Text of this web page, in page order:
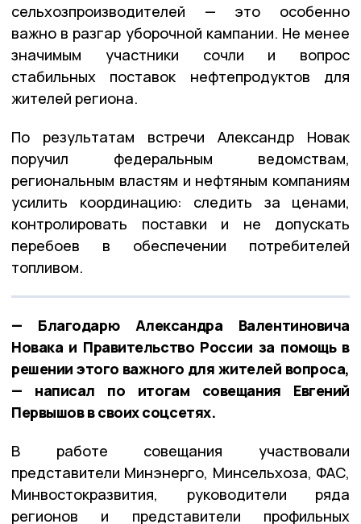
сельхозпроизводителей — это особенно
важно в разгар уборочной кампании. Не менее
значимым участники сочли и вопрос
стабильных поставок нефтепродуктов для
жителей региона.
По результатам встречи Александр Новак
поручил федеральным ведомствам,
региональным властям и нефтяным компаниям
усилить координацию: следить за ценами,
контролировать поставки и не допускать
перебоев в обеспечении потребителей
топливом.
— Благодарю Александра Валентиновича
Новака и Правительство России за помощь в
решении этого важного для жителей вопроса,
— написал по итогам совещания Евгений
Первышов в своих соцсетях.
В работе совещания участвовали
представители Минэнерго, Минсельхоза, ФАС,
Минвостокразвития, руководители ряда
регионов и представители профильных